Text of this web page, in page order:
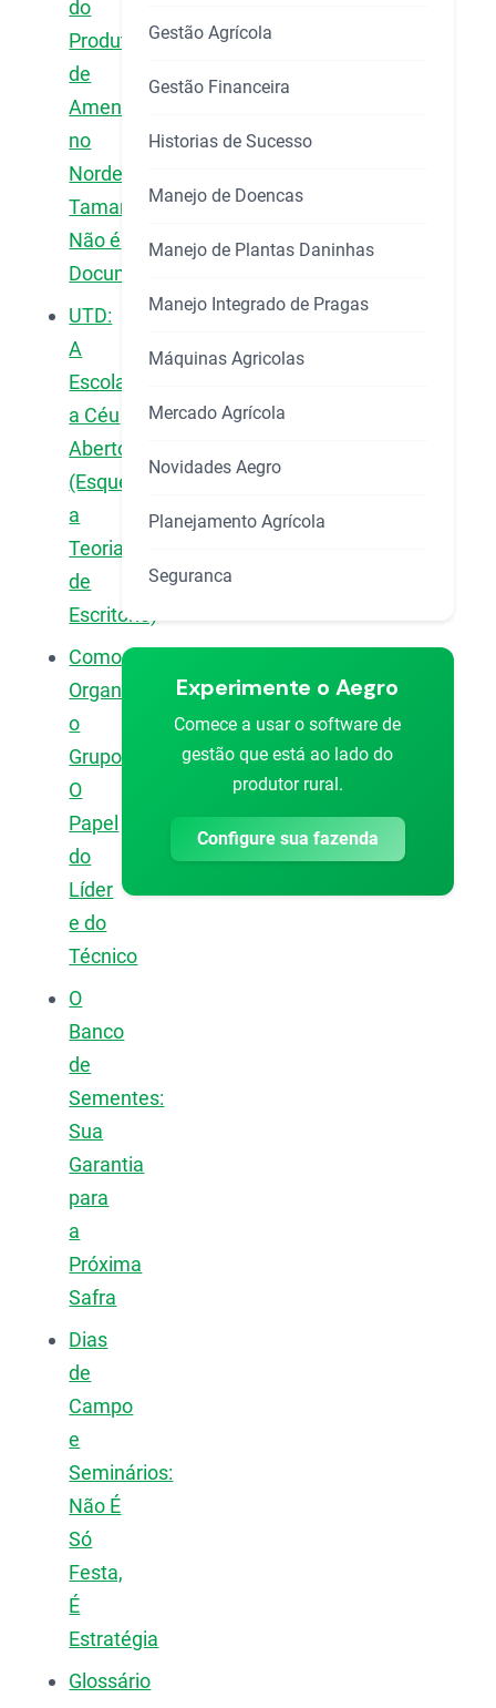
do
Produtor
de
Amendoim
no
Nordeste:
Tamanho
Não é
Documento
UTD:
A
Escola
a Céu
Aberto
(Esqueça
a
Teoria
de
Escritório)
Como
Organizar
o
Grupo:
O
Papel
do
Líder
e do
Técnico
O
Banco
de
Sementes:
Sua
Garantia
para
a
Próxima
Safra
Dias
de
Campo
e
Seminários:
Não É
Só
Festa,
É
Estratégia
Glossário
Gestão Agrícola
Gestão Financeira
Historias de Sucesso
Manejo de Doencas
Manejo de Plantas Daninhas
Manejo Integrado de Pragas
Máquinas Agricolas
Mercado Agrícola
Novidades Aegro
Planejamento Agrícola
Seguranca
Experimente o Aegro
Comece a usar o software de
gestão que está ao lado do
produtor rural.
Configure sua fazenda